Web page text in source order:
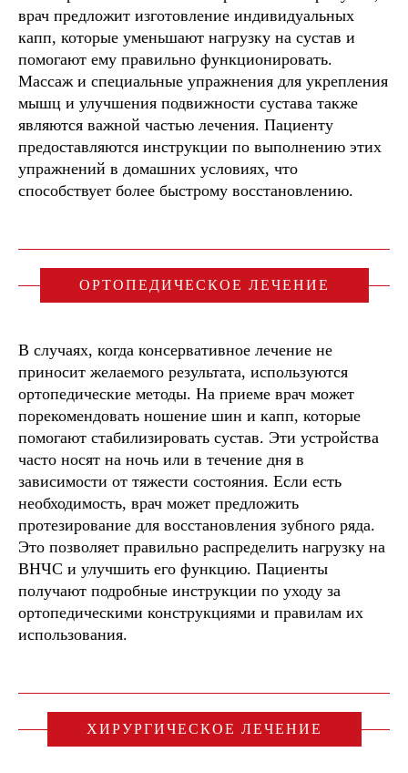
врач предложит изготовление индивидуальных
капп, которые уменьшают нагрузку на сустав и
помогают ему правильно функционировать.
Массаж и специальные упражнения для укрепления
мышц и улучшения подвижности сустава также
являются важной частью лечения. Пациенту
предоставляются инструкции по выполнению этих
упражнений в домашних условиях, что
способствует более быстрому восстановлению.
ОРТОПЕДИЧЕСКОЕ ЛЕЧЕНИЕ
В случаях, когда консервативное лечение не
приносит желаемого результата, используются
ортопедические методы. На приеме врач может
порекомендовать ношение шин и капп, которые
помогают стабилизировать сустав. Эти устройства
часто носят на ночь или в течение дня в
зависимости от тяжести состояния. Если есть
необходимость, врач может предложить
протезирование для восстановления зубного ряда.
Это позволяет правильно распределить нагрузку на
ВНЧС и улучшить его функцию. Пациенты
получают подробные инструкции по уходу за
ортопедическими конструкциями и правилам их
использования.
ХИРУРГИЧЕСКОЕ ЛЕЧЕНИЕ